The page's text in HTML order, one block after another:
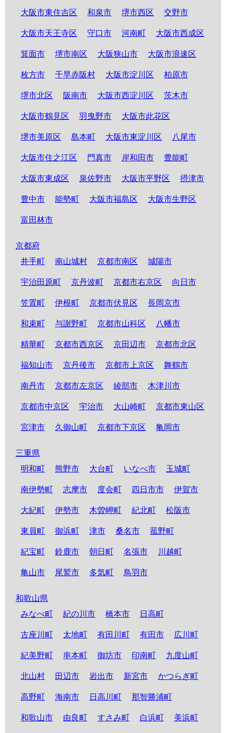
大阪市東住吉区 和泉市 堺市西区 交野市
大阪市天王寺区 守口市 河南町 大阪市西成区
箕面市 堺市南区 大阪狭山市 大阪市浪速区
枚方市 千早赤阪村 大阪市淀川区 柏原市
堺市北区 阪南市 大阪市西淀川区 茨木市
大阪市鶴見区 羽曳野市 大阪市此花区
堺市美原区 島本町 大阪市東淀川区 八尾市
大阪市住之江区 門真市 岸和田市 豊能町
大阪市東成区 泉佐野市 大阪市平野区 摂津市
豊中市 能勢町 大阪市福島区 大阪市生野区
富田林市
京都府
井手町
南山城村 京都市南区 城陽市
宇治田原町 京丹波町 京都市右京区 向日市
笠置町 伊根町 京都市伏見区 長岡京市
和束町 与謝野町 京都市山科区 八幡市
精華町 京都市西京区 京田辺市 京都市北区
福知山市 京丹後市 京都市上京区 舞鶴市
南丹市 京都市左京区 綾部市 木津川市
京都市中京区 宇治市 大山崎町 京都市東山区
宮津市 久御山町 京都市下京区 亀岡市
三重県
明和町
熊野市 大台町 いなべ市 玉城町
南伊勢町 志摩市 度会町 四日市市 伊賀市
大紀町 伊勢市 木曽岬町 紀北町 松阪市
東員町 御浜町 津市 桑名市 菰野町
紀宝町 鈴鹿市 朝日町 名張市 川越町
亀山市 尾鷲市 多気町 鳥羽市
和歌山県
みなべ町
紀の川市 橋本市 日高町
古座川町 太地町 有田川町 有田市 広川町
紀美野町 串本町 御坊市 印南町 九度山町
北山村 田辺市 岩出市 新宮市 かつらぎ町
高野町 海南市 日高川町 那智勝浦町
和歌山市 由良町 すさみ町 白浜町 美浜町